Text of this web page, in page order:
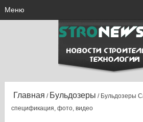
Меню
Главная / Бульдозеры / Бульдозеры
спецификация, фото, видео